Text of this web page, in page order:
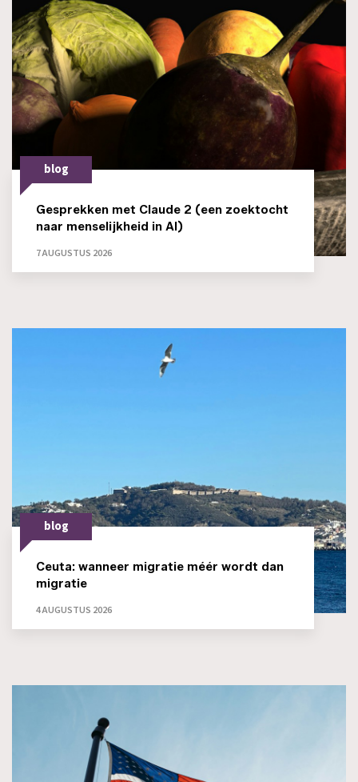
blog
Gesprekken met Claude 2 (een zoektocht
naar menselijkheid in AI)
7 AUGUSTUS 2026
blog
Ceuta: wanneer migratie méér wordt dan
migratie
4 AUGUSTUS 2026